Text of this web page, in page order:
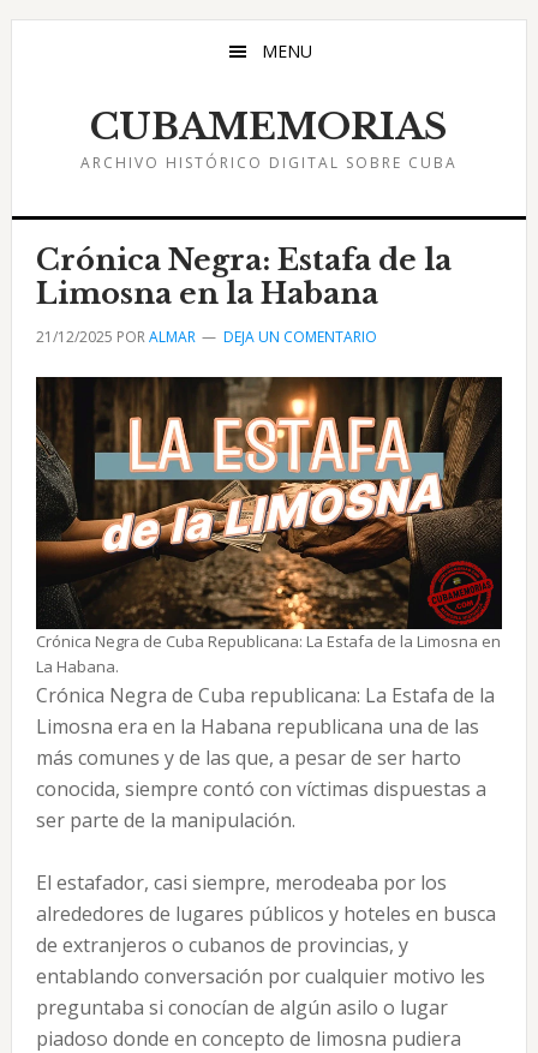
Saltar
Saltar
Saltar
MENU
CUBAMEMORIAS
ARCHIVO HISTÓRICO DIGITAL SOBRE CUBA
Crónica Negra: Estafa de la
Limosna en la Habana
21/12/2025 PORALMAR DEJA UN COMENTARIO
Crónica Negra de Cuba Republicana: La Estafa de la Limosna en
La Habana.
Crónica Negra de Cuba republicana: La Estafa de la
Limosna era en la Habana republicana una de las
más comunes y de las que, a pesar de ser harto
conocida, siempre contó con víctimas dispuestas a
ser parte de la manipulación.
El estafador, casi siempre, merodeaba por los
alrededores de lugares públicos y hoteles en busca
de extranjeros o cubanos de provincias, y
entablando conversación por cualquier motivo les
preguntaba si conocían de algún asilo o lugar
piadoso donde en concepto de limosna pudiera